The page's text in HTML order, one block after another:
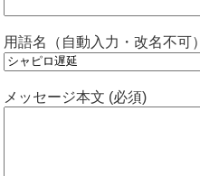
用語名（自動入力・改名不可）
メッセージ本文 (必須)